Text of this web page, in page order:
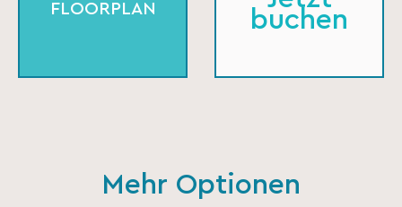
FLOORPLAN buchen
Mehr Optionen